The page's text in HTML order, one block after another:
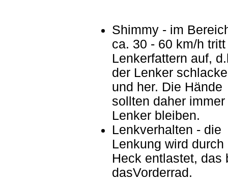
Shimmy - im
ca. 30 - 60 km/h
Lenkerfattern auf,
der Lenker
und her. Die Hände
sollten daher immer
Lenker bleiben.
Lenkverhalten - die
Lenkung wird
Heck entlastet, das
dasVorderrad.